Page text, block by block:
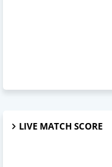
LIVE MATCH SCORE